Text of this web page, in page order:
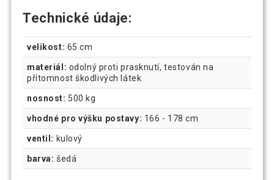
Technické údaje:
velikost: 65 cm
materiál: odolný proti prasknutí, testován na
přítomnost škodlivých látek
nosnost: 500 kg
vhodné pro výšku postavy: 166 - 178 cm
ventil: kulový
barva: šedá